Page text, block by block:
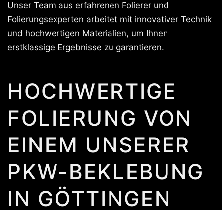
Unser Team aus erfahrenen Folierer und
Folierungsexperten arbeitet mit innovativer Technik
und hochwertigen Materialien, um Ihnen
erstklassige Ergebnisse zu garantieren.
HOCHWERTIGE
FOLIERUNG VON
EINEM UNSERER
PKW-BEKLEBUNG
IN GÖTTINGEN